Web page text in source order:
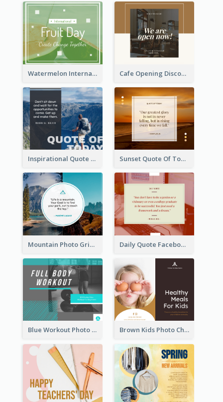
Watermelon International Fruit Day Facebook Post Cafe Opening Discount Facebook Post
Inspirational Quote Of Today Facebook Post Sunset Quote Of Today Facebook Post
Mountain Photo Grid Inspirational Quote Facebook Post Daily Quote Facebook Post
Blue Workout Photo Fitness Influencer Facebook Post Brown Kids Photo Children Meal Cooking Facebook Post